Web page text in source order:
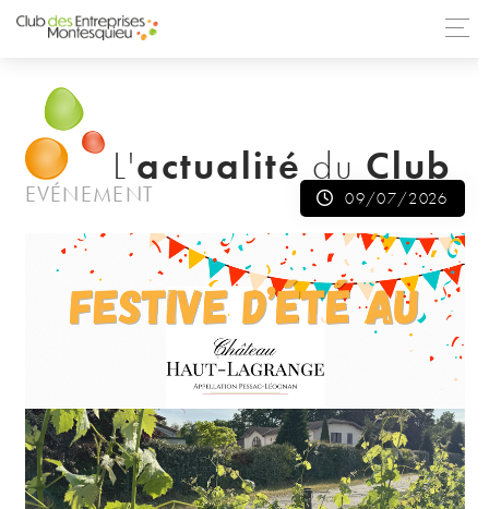
L'actualité du Club
09/07/2026
EVÉNEMENT